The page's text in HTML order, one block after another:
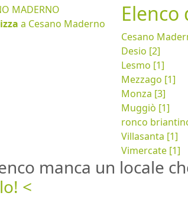
MADERNO
a Cesano Maderno Elenco
Cesano
Desio [2]
Lesmo [1]
Mezzago [1]
Monza [3]
Muggiò [1]
ronco
Villasanta [1]
Vimercate [1]
manca un locale
<